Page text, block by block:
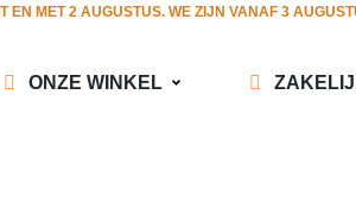
EN MET 2 AUGUSTUS. WE ZIJN VANAF 3
ONZE WINKEL